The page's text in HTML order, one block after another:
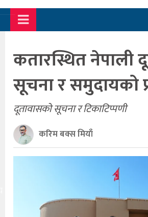
कतारस्थित नेपाली
सूचना र समुदायको
दूतावासको सूचना र टिकाटिप्पणी
करिम बक्स मियाँ